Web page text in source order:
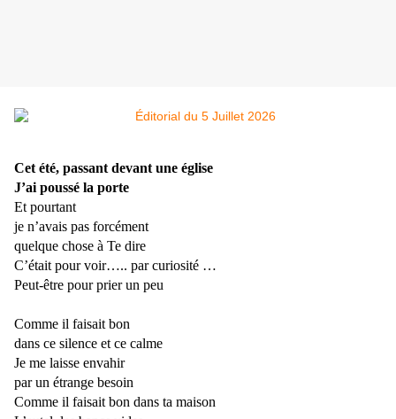
Cet été, passant devant une église
J’ai poussé la porte
Et pourtant
je n’avais pas forcément
quelque chose à Te dire
C’était pour voir….. par curiosité …
Peut-être pour prier un peu
Comme il faisait bon
dans ce silence et ce calme
Je me laisse envahir
par un étrange besoin
Comme il faisait bon dans ta maison